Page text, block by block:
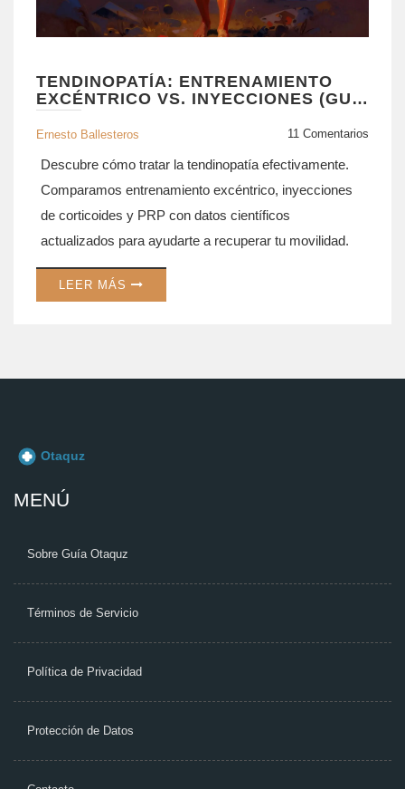
TENDINOPATÍA: ENTRENAMIENTO
EXCÉNTRICO VS. INYECCIONES (GUÍA
COMPLETA)
Ernesto Ballesteros 11 Comentarios
Descubre cómo tratar la tendinopatía efectivamente.
Comparamos entrenamiento excéntrico, inyecciones
de corticoides y PRP con datos científicos
actualizados para ayudarte a recuperar tu movilidad.
LEER MÁS
MENÚ
Sobre Guía Otaquz
Términos de Servicio
Política de Privacidad
Protección de Datos